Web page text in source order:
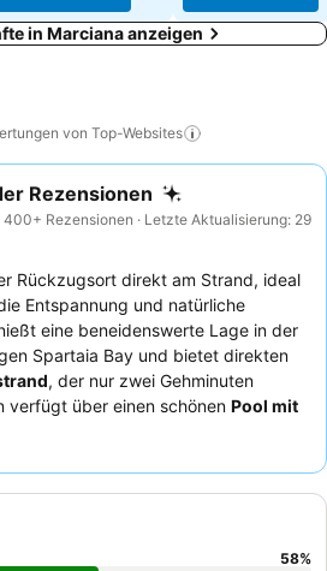
in Marciana anzeigen
von Top-Websites
Rezensionen
Rezensionen · Letzte Aktualisierung: 29
Rückzugsort direkt am Strand, ideal
Entspannung und natürliche
eine beneidenswerte Lage in der
Spartaia Bay und bietet direkten
, der nur zwei Gehminuten
verfügt über einen schönen Pool mit
Spielbereichs. Die Gäste
Speisen
und das Samstags-Barbecue. Für
Sie Zimmer mit
58%